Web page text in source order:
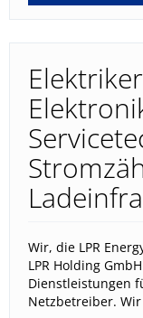
Wir, die LPR
LPR Holding
Dienstleistungen
Netzbetreiber.